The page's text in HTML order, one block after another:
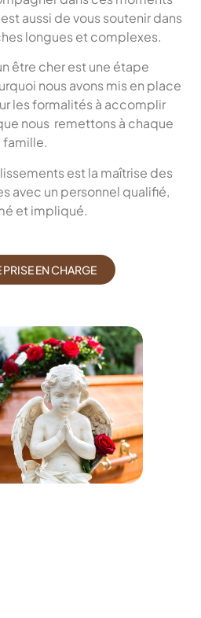
aussi de vous soutenir dans
longues et complexes.
être cher est une étape
nous avons mis en place
les formalités à accomplir
nous remettons à chaque
famille.
est la maîtrise des
avec un personnel qualifié,
et impliqué.
PRISE EN CHARGE